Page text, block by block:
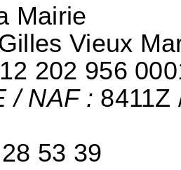
Mairie
Vieux
202 956
/ NAF : 8411Z
53 39